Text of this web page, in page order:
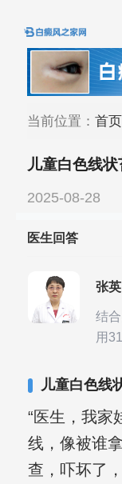
当前位置： 首页
儿童白色线
2025-08-28
医生回答
张英
结
用
其
验。
儿童白色线
“医生，我家
线，像被谁
查，吓坏了